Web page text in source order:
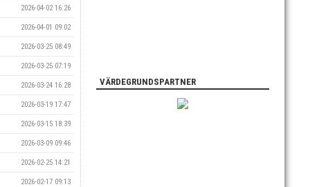
2026-04-02 16:26
2026-04-01 09:02
2026-03-25 08:49
2026-03-25 07:19
2026-03-24 16:28
2026-03-19 17:47
2026-03-15 18:39
2026-03-09 09:46
2026-02-25 14:21
2026-02-17 09:13
VÄRDEGRUNDSPARTNER